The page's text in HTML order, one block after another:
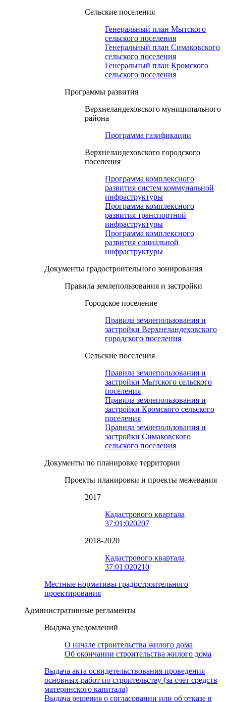
Сельские поселения
Генеральный план Мытского
сельского поселения
Генеральный план Симаковского
сельского поселения
Генеральный план Кромского
сельского поселения
Программы развития
Верхнеландеховского муниципального
района
Программа газификации
Верхнеландеховского городского
поселения
Программа комплексного
развития систем коммунальной
инфраструктуры
Программа комплексного
развития транспортной
инфраструктуры
Программа комплексного
развития социальной
инфраструктуры
Документы градостроительного зонирования
Правила землепользования и застройки
Городское поселение
Правила землепользования и
застройки Верхнеландеховского
городского поселения
Сельские поселения
Правила землепользования и
застройки Мытского сельского
поселения
Правила землепользования и
застройки Кромского сельского
поселения
Правила землепользования и
застройки Симаковского
сельского поселения
Документы по планировке территории
Проекты планировки и проекты межевания
2017
Кадастрового квартала
37:01:020207
2018-2020
Кадастрового квартала
37:01:020210
Местные нормативы градостроительного
проектирования
Административные регламенты
Выдача уведомлений
О начале строительства жилого дома
Об окончании строительства жилого дома
Выдача акта освидетельствования проведения
основных работ по строительству (за счет средств
материнского капитала)
Выдача решения о согласовании или об отказе в